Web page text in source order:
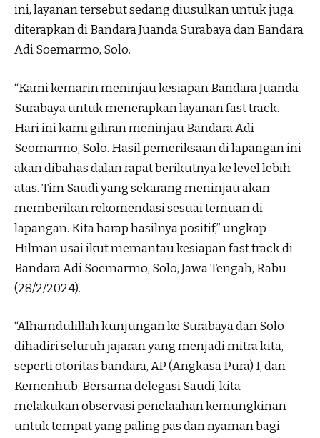
ini, layanan tersebut sedang diusulkan untuk juga
diterapkan di Bandara Juanda Surabaya dan Bandara
Adi Soemarmo, Solo.
“Kami kemarin meninjau kesiapan Bandara Juanda
Surabaya untuk menerapkan layanan fast track.
Hari ini kami giliran meninjau Bandara Adi
Seomarmo, Solo. Hasil pemeriksaan di lapangan ini
akan dibahas dalan rapat berikutnya ke level lebih
atas. Tim Saudi yang sekarang meninjau akan
memberikan rekomendasi sesuai temuan di
lapangan. Kita harap hasilnya positif,” ungkap
Hilman usai ikut memantau kesiapan fast track di
Bandara Adi Soemarmo, Solo, Jawa Tengah, Rabu
(28/2/2024).
“Alhamdulillah kunjungan ke Surabaya dan Solo
dihadiri seluruh jajaran yang menjadi mitra kita,
seperti otoritas bandara, AP (Angkasa Pura) I, dan
Kemenhub. Bersama delegasi Saudi, kita
melakukan observasi penelaahan kemungkinan
untuk tempat yang paling pas dan nyaman bagi